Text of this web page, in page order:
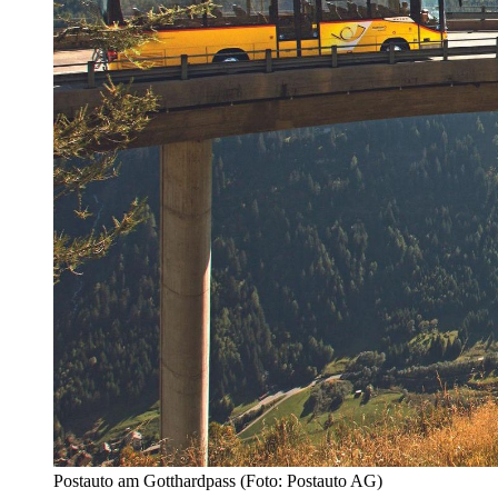
Postauto am Gotthardpass (Foto: Postauto AG)